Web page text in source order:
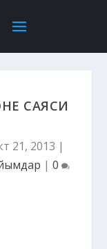
САЯСИ
21, 2013 |
| 0